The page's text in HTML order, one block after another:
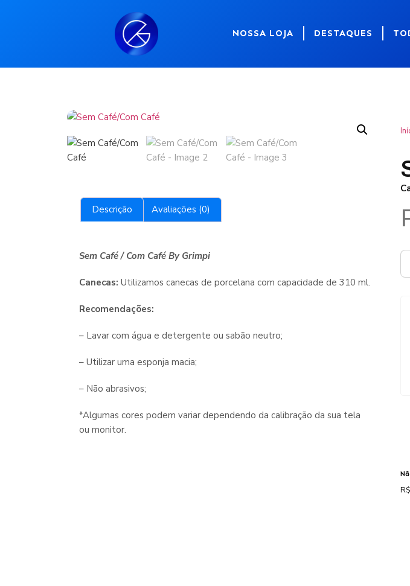
NOSSA LOJA DESTAQUES
Descrição Avaliações (0)
Sem Café / Com Café By Grimpi
Canecas: Utilizamos canecas de porcelana com capacidade de 310 ml.
Recomendações:
– Lavar com água e detergente ou sabão neutro;
– Utilizar uma esponja macia;
– Não abrasivos;
*Algumas cores podem variar dependendo da calibração da sua tela
ou monitor.
R$